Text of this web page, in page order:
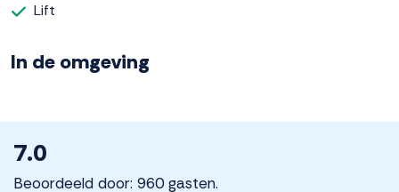
Lift
In de omgeving
7.0
Beoordeeld door: 960 gasten.